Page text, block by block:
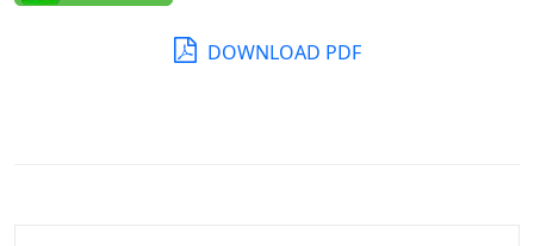
DOWNLOAD PDF